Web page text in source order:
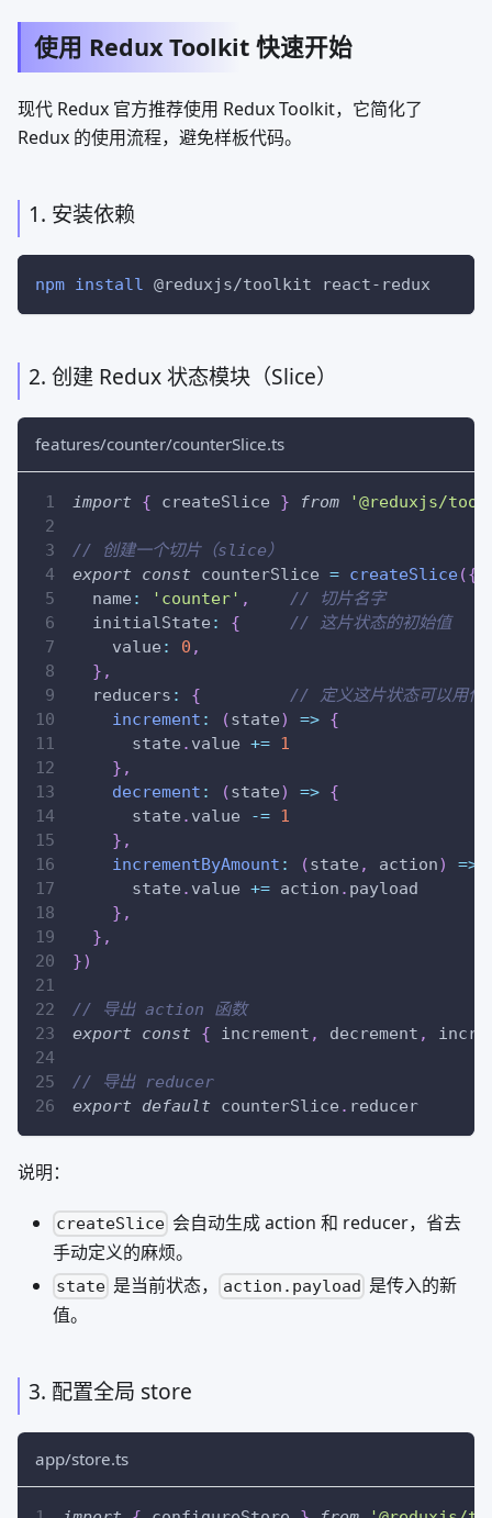
使用 Redux Toolkit 快速开始
现代 Redux 官方推荐使用 Redux Toolkit，它简化了
Redux 的使用流程，避免样板代码。
1. 安装依赖
npm install @reduxjs/toolkit react-redux
2. 创建 Redux 状态模块（Slice）
features/counter/counterSlice.ts
import { createSlice } from '@reduxjs/
// 创建一个切片（slice）
export
const counterSlice = createSlice({
  name
: 'counter' ,
// 切片名字
  initialState
: {
// 这片状态的初始值
    value
: 0 ,
} ,
  reducers
: {
// 定义这片状态可以用什
increment : (state) => {
      state
. value += 1
} ,
decrement : (state) => {
      state
. value -= 1
} ,
incrementByAmount : (state , action) =>
      state
. value += action . payload
} ,
} ,
})
// 导出 action 函数
export
const { increment , decrement ,
// 导出 reducer
export
default counterSlice . reducer
说明：
createSlice 会自动生成 action 和 reducer，省去
手动定义的麻烦。
state 是当前状态， action.payload 是传入的新
值。
3. 配置全局 store
app/store.ts